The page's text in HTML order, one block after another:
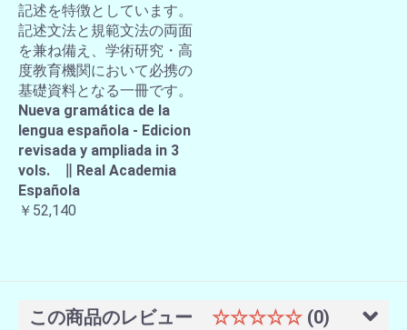
記述を特徴としています。
記述文法と規範文法の両面
を兼ね備え、学術研究・高
度教育機関において必携の
基礎資料となる一冊です。
Nueva gramática de la
lengua española - Edicion
revisada y ampliada in 3
vols. ∥ Real Academia
Española
￥52,140
この商品のレビュー ☆☆☆☆☆ (0)